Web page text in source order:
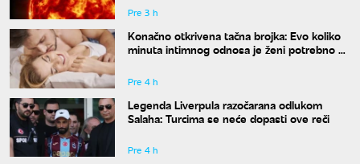
Pre 3 h
Konačno otkrivena tačna brojka: Evo koliko
minuta intimnog odnosa je ženi potrebno da
Pre 4 h
Legenda Liverpula razočarana odlukom
Salaha: Turcima se neće dopasti ove reči
Pre 4 h